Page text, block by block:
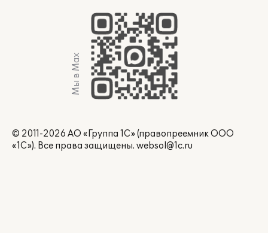
Мы в Max
© 2011-2026 АО «Группа 1С» (правопреемник ООО
«1С»). Все права защищены. websol@1c.ru